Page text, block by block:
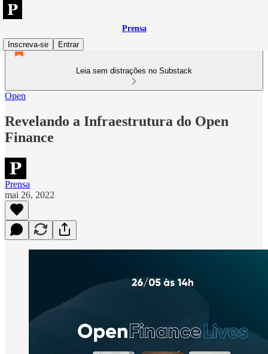
Prensa
Inscreva-se
Entrar
Leia sem distrações no Substack
Open
Revelando a Infraestrutura do Open
Finance
Prensa
mai 26, 2022